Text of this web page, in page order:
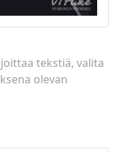
tekstiä, valita
olevan